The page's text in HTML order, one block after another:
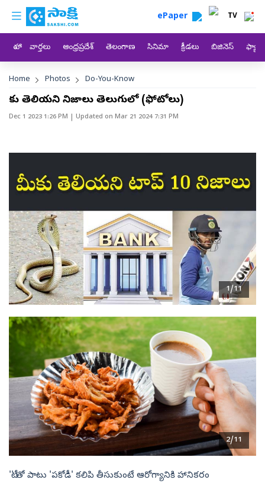
Skip to main content
custom menu ePaper TV
హోం వార్తలు ఆంధ్రప్రదేశ్ తెలంగాణ సినిమా క్రీడలు బిజినెస్
Breadcrumb
Home Photos Do-You-Know
మీకు తెలియని నిజాలు తెలుగులో (ఫోటోలు)
Dec 1 2023 1:26 PM | Updated on Mar 21 2024 7:31 PM
1/11
2/11
'టీ' తో పాటు 'పకోడీ' కలిపి తీసుకుంటే ఆరోగ్యానికి హానికరం